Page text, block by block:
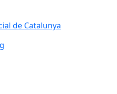
de Catalunya
de Catalunya